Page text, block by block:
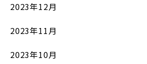
2023年12月
2023年11月
2023年10月